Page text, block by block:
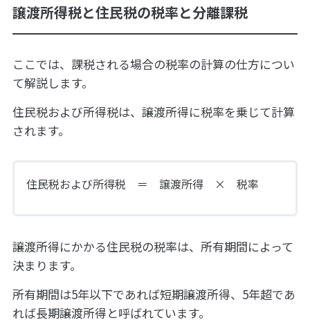
譲渡所得税と住民税の税率と分離課税
ここでは、課税される場合の税率の計算の仕方につい
て解説します。
住民税および所得税は、譲渡所得に税率を乗じて計算
されます。
住民税および所得税 ＝ 譲渡所得 × 税率
譲渡所得にかかる住民税の税率は、所有期間によって
決まります。
所有期間は5年以下であれば短期譲渡所得、5年超であ
れば長期譲渡所得と呼ばれています。